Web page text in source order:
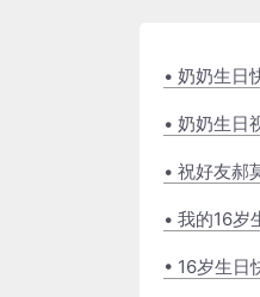
• 奶奶生日
• 奶奶生日
• 祝好友郝
• 我的16岁
• 16岁生日